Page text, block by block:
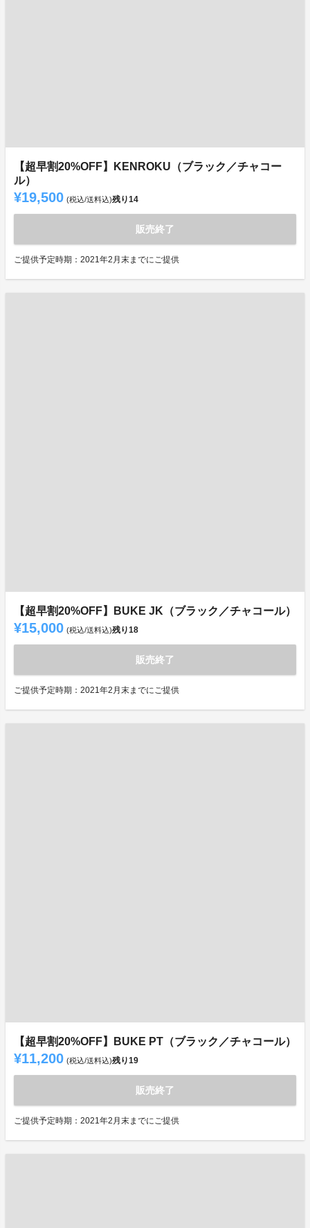
【超早割20%OFF】KENROKU（ブラック／チャコー
ル）
¥19,500 (税込/送料込)残り14
販売終了
ご提供予定時期：2021年2月末までにご提供
【超早割20%OFF】BUKE JK（ブラック／チャコール）
¥15,000 (税込/送料込)残り18
販売終了
ご提供予定時期：2021年2月末までにご提供
【超早割20%OFF】BUKE PT（ブラック／チャコール）
¥11,200 (税込/送料込)残り19
販売終了
ご提供予定時期：2021年2月末までにご提供